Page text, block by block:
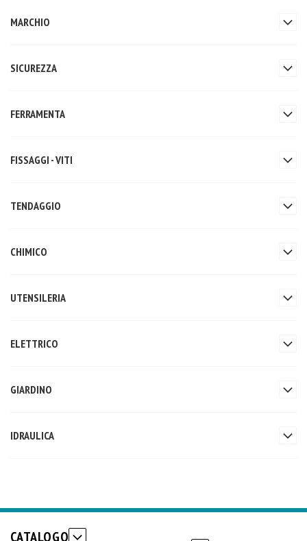
MARCHIO
SICUREZZA
FERRAMENTA
FISSAGGI - VITI
TENDAGGIO
CHIMICO
UTENSILERIA
ELETTRICO
GIARDINO
IDRAULICA
CATALOGO